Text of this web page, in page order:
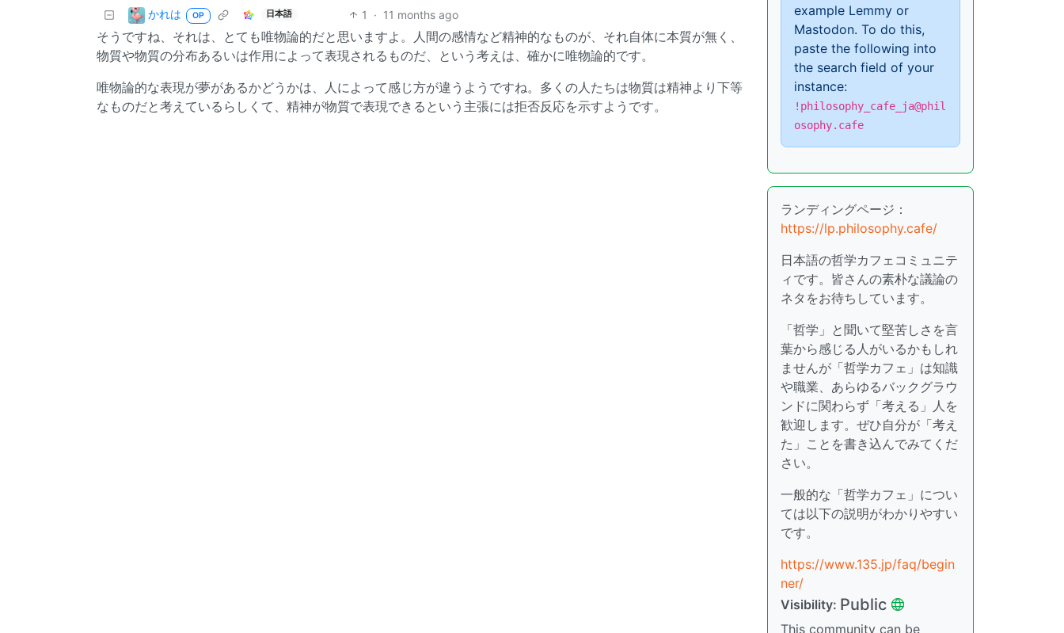
かれは OP 日本語 1 · 11 months ago
そうですね、それは、とても唯物論的だと思いますよ。人間の感情など精神的なものが、それ自体に本質が無く、
物質や物質の分布あるいは作用によって表現されるものだ、という考えは、確かに唯物論的です。
唯物論的な表現が夢があるかどうかは、人によって感じ方が違うようですね。多くの人たちは物質は精神より下等
なものだと考えているらしくて、精神が物質で表現できるという主張には拒否反応を示すようです。
example Lemmy or
Mastodon. To do this,
paste the following into
the search field of your
instance:
!philosophy_cafe_ja@phil
osophy.cafe
ランディングページ：
https://lp.philosophy.cafe/
日本語の哲学カフェコミュニテ
ィです。皆さんの素朴な議論の
ネタをお待ちしています。
「哲学」と聞いて堅苦しさを言
葉から感じる人がいるかもしれ
ませんが「哲学カフェ」は知識
や職業、あらゆるバックグラウ
ンドに関わらず「考える」人を
歓迎します。ぜひ自分が「考え
た」ことを書き込んでみてくだ
さい。
一般的な「哲学カフェ」につい
ては以下の説明がわかりやすい
です。
https://www.135.jp/faq/begin
ner/
Visibility: Public
This community can be